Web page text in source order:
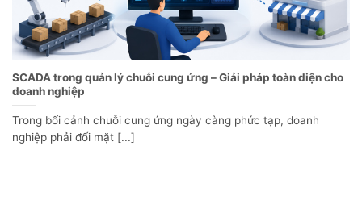
SCADA trong quản lý chuỗi cung ứng – Giải pháp toàn diện cho
doanh nghiệp
Trong bối cảnh chuỗi cung ứng ngày càng phức tạp, doanh
nghiệp phải đối mặt [...]